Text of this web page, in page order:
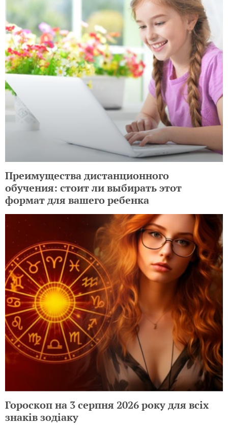
Преимущества дистанционного
обучения: стоит ли выбирать этот
формат для вашего ребенка
Гороскоп на 3 серпня 2026 року для всіх
знаків зодіаку